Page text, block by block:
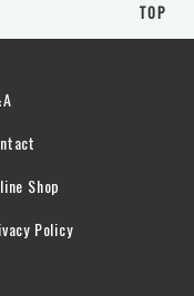
TOP
Shop
Policy